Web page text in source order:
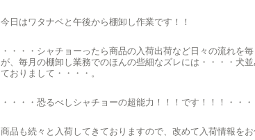
今日はワタナベと午後から棚卸し作業です！！
・・・・シャチョーったら商品の入荷出荷など日々の流れを
が、毎月の棚卸し業務でのほんの些細なズレには・・・・犬
ておりまして・・・・。
・・・・恐るべしシャチョーの超能力！！！です！！！・・
商品も続々と入荷してきておりますので、改めて入荷情報をお